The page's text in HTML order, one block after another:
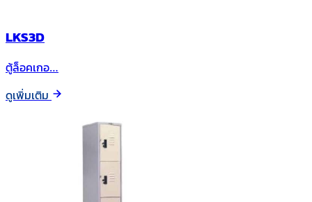
LKS3D
ตู้ล็อคเกอ…
ดูเพิ่มเติม